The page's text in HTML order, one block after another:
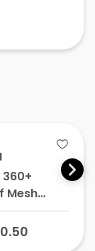
360+
Mesh
E)